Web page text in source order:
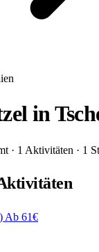
in
· 1 Aktivitäten · 1
Ab 61€